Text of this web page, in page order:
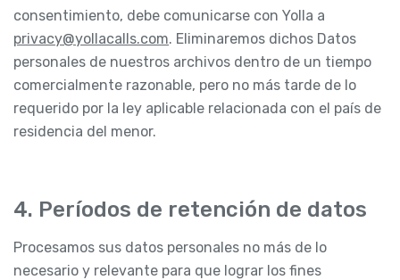
consentimiento, debe comunicarse con Yolla a
privacy@yollacalls.com. Eliminaremos dichos Datos
personales de nuestros archivos dentro de un tiempo
comercialmente razonable, pero no más tarde de lo
requerido por la ley aplicable relacionada con el país de
residencia del menor.
4. Períodos de retención de datos
Procesamos sus datos personales no más de lo
necesario y relevante para que lograr los fines